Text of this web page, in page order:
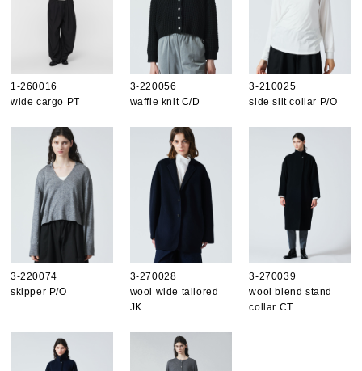
1-260016
wide cargo PT
3-220056
waffle knit C/D
3-210025
side slit collar P/O
3-220074
skipper P/O
3-270028
wool wide tailored
JK
3-270039
wool blend stand
collar CT